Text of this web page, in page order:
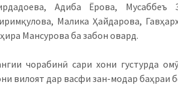
Адиба Ёрова, Мусаббеъ
Малика Ҳайдарова,
Мансурова ба забон овард.
чорабинӣ сари хони густурда
вилоят дар васфи зан-модар баҳраи